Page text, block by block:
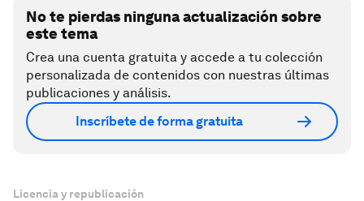
No te pierdas ninguna actualización sobre
este tema
Crea una cuenta gratuita y accede a tu colección
personalizada de contenidos con nuestras últimas
publicaciones y análisis.
Inscríbete de forma gratuita
Licencia y republicación